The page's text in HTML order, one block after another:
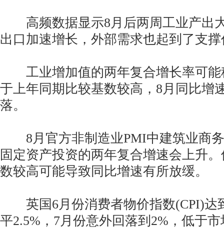
高频数据显示8月后两周工业产出
出口加速增长，外部需求也起到了支
工业增加值的两年复合增长率可能
于上年同期比较基数较高，8月同比增
落。
8月官方非制造业PMI中建筑业商务
固定资产投资的两年复合增速会上升
数较高可能导致同比增速有所放缓。
英国6月份消费者物价指数(CPI)达
平2.5%，7月份意外回落到2%，低于